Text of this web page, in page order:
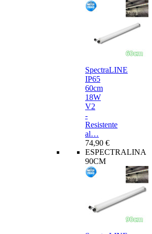
SpectraLINE
IP65
60cm
18W
V2
-
Resistente
al…
74,90 €
ESPECTRALINA
90CM